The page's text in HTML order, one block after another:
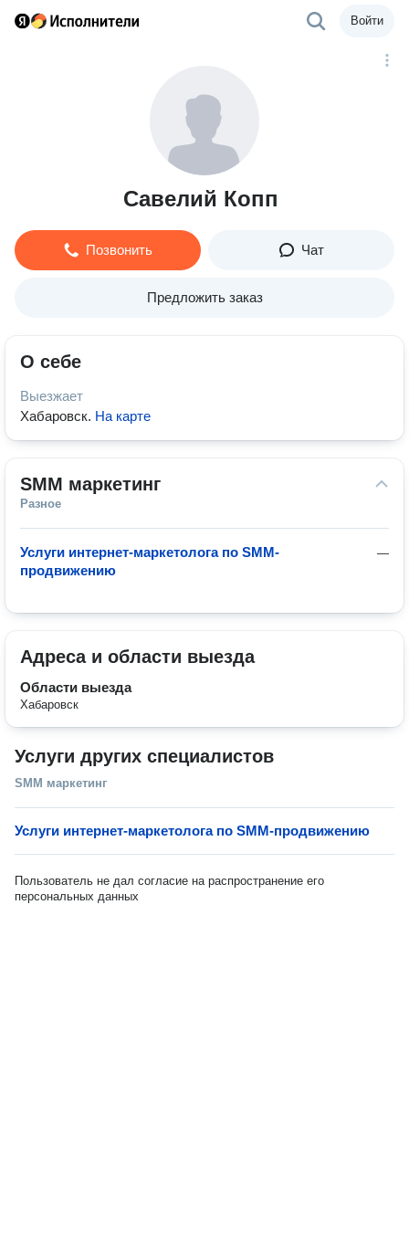
Войти
Савелий Копп
Позвонить Чат
Предложить заказ
О себе
Выезжает
Хабаровск. На карте
SMM маркетинг
Разное
—
Услуги интернет-маркетолога по SMM-
продвижению
Адреса и области выезда
Области выезда
Хабаровск
Услуги других специалистов
SMM маркетинг
Услуги интернет-маркетолога по SMM-продвижению
Пользователь не дал согласие на распространение его
персональных данных